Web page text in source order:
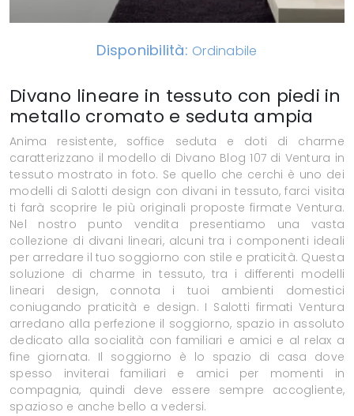
Disponibilità: Ordinabile
Divano lineare in tessuto con piedi in
metallo cromato e seduta ampia
Anima resistente, soffice seduta e doti di charme
caratterizzano il modello di Divano Blog 107 di Ventura in
tessuto mostrato in foto. Se quello che cerchi è uno dei
modelli di Salotti design con divani in tessuto, farci visita
ti farà scoprire le più originali proposte firmate Ventura.
Nel nostro punto vendita presentiamo una vasta
collezione di divani lineari, alcuni tra i componenti ideali
per arredare il tuo soggiorno con stile e praticità. Questa
soluzione di charme in tessuto, tra i differenti modelli
lineari design, connota i tuoi ambienti domestici
coniugando praticità e design. I Salotti firmati Ventura
arredano alla perfezione il soggiorno, spazio in assoluto
dedicato alla socialità con familiari e amici e al relax a
fine giornata. Il soggiorno è lo spazio di casa dove
spesso inviterai familiari e amici per momenti in
compagnia, quindi deve essere sempre accogliente,
spazioso e anche bello a vedersi.